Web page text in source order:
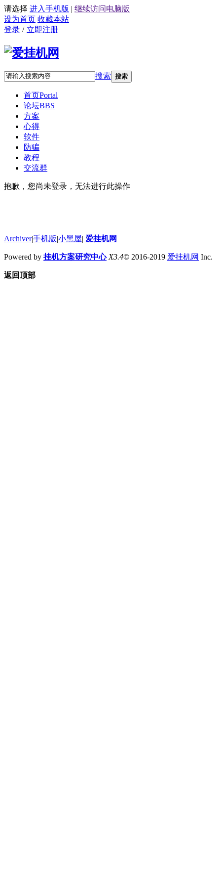
请选择 进入手机版 | 继续访问电脑版
设为首页 收藏本站
登录 / 立即注册
搜索 搜索
首页Portal
论坛BBS
方案
心得
软件
防骗
教程
交流群
抱歉，您尚未登录，无法进行此操作
Archiver|手机版|小黑屋| 爱挂机网
Powered by 挂机方案研究中心 X3.4© 2016-2019 爱挂机网 Inc.
返回顶部